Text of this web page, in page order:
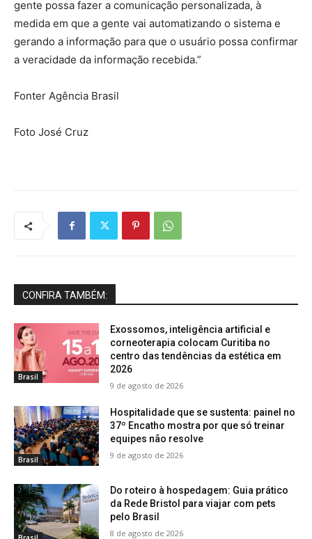
gente possa fazer a comunicação personalizada, à
medida em que a gente vai automatizando o sistema e
gerando a informação para que o usuário possa confirmar
a veracidade da informação recebida.”
Fonter Agência Brasil
Foto José Cruz
CONFIRA TAMBÉM:
Brasil
Exossomos, inteligência artificial e
corneoterapia colocam Curitiba no
centro das tendências da estética em
2026
9 de agosto de 2026
Brasil
Hospitalidade que se sustenta: painel no
37º Encatho mostra por que só treinar
equipes não resolve
9 de agosto de 2026
Do roteiro à hospedagem: Guia prático
da Rede Bristol para viajar com pets
pelo Brasil
8 de agosto de 2026